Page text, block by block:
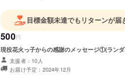
目標金額未達でもリターンが届
500円
現役花火っ子からの感謝のメッセージ①(ラン
支援者：10人
お届け予定：2024年12月